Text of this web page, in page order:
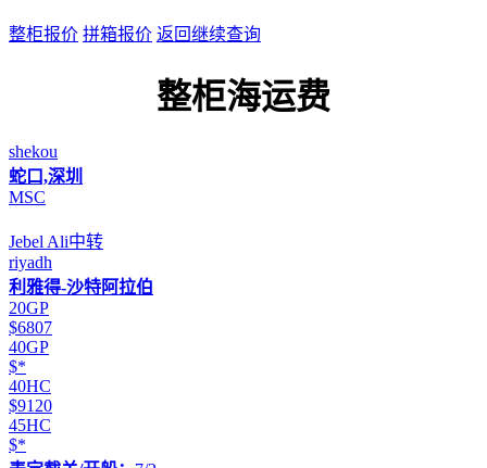
整柜报价 拼箱报价 返回继续查询
整柜海运费
shekou
蛇口,深圳
MSC
Jebel Ali中转
riyadh
利雅得-沙特阿拉伯
20GP
$6807
40GP
$*
40HC
$9120
45HC
$*